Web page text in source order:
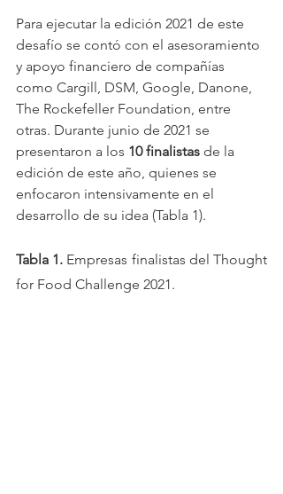
Para ejecutar la edición 2021 de este
desafío se contó con el asesoramiento
y apoyo financiero de compañías
como Cargill, DSM, Google, Danone,
The Rockefeller Foundation, entre
otras. Durante junio de 2021 se
presentaron a los 10 finalistas de la
edición de este año, quienes se
enfocaron intensivamente en el
desarrollo de su idea (Tabla 1).
Tabla 1. Empresas finalistas del Thought
for Food Challenge 2021.